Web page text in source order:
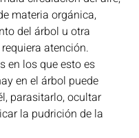
materia orgánica,
del árbol u otra
atención.
en los que esto es
en el árbol puede
parasitarlo, ocultar
la pudrición de la